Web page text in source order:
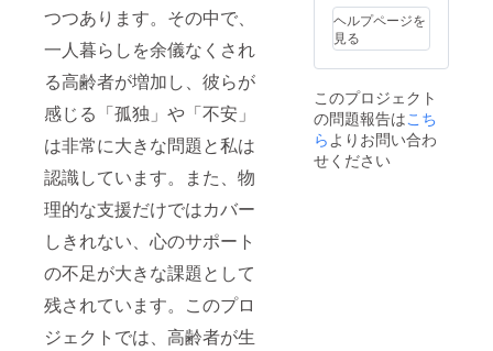
つつあります。その中で、
一人暮らしを余儀なくされ
る高齢者が増加し、彼らが
感じる「孤独」や「不安」
は非常に大きな問題と私は
認識しています。また、物
理的な支援だけではカバー
しきれない、心のサポート
の不足が大きな課題として
残されています。このプロ
ジェクトでは、高齢者が生
ヘルプページを
見る
このプロジェクト
の問題報告はこち
らよりお問い合わ
せください